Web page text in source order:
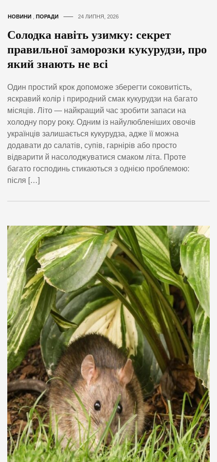
НОВИНИ ПОРАДИ 24 ЛИПНЯ, 2026
Солодка навіть узимку: секрет
правильної заморозки кукурудзи, про
який знають не всі
Один простий крок допоможе зберегти соковитість,
яскравий колір і природний смак кукурудзи на багато
місяців. Літо — найкращий час зробити запаси на
холодну пору року. Одним із найулюбленіших овочів
українців залишається кукурудза, адже її можна
додавати до салатів, супів, гарнірів або просто
відварити й насолоджуватися смаком літа. Проте
багато господинь стикаються з однією проблемою:
після […]